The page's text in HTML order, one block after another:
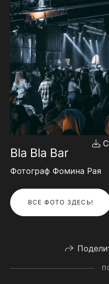
Bla Bla Bar
Фотограф Фомина Рая
ВСЕ ФОТО ЗДЕСЬ!